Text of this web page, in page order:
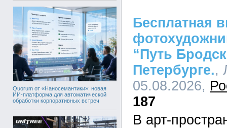
Quorum от «Наносемантики»: новая
ИИ-платформа для автоматической
обработки корпоративных встреч
Бесплатная
“Путь
Петербурге.,
05.08.2026,
187
В арт-